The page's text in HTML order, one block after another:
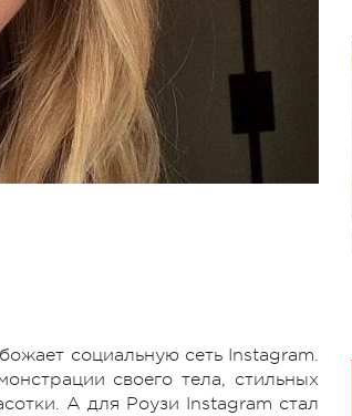
социальную сеть Instagram.
своего тела, стильных
А для Роузи Instagram стал